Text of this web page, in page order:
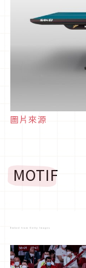
圖片來源
MOTIF
Embed from Getty Images